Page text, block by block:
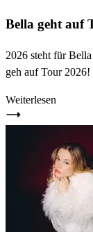
Bella geht auf
2026 steht für
geh auf Tour 2026!
Weiterlesen